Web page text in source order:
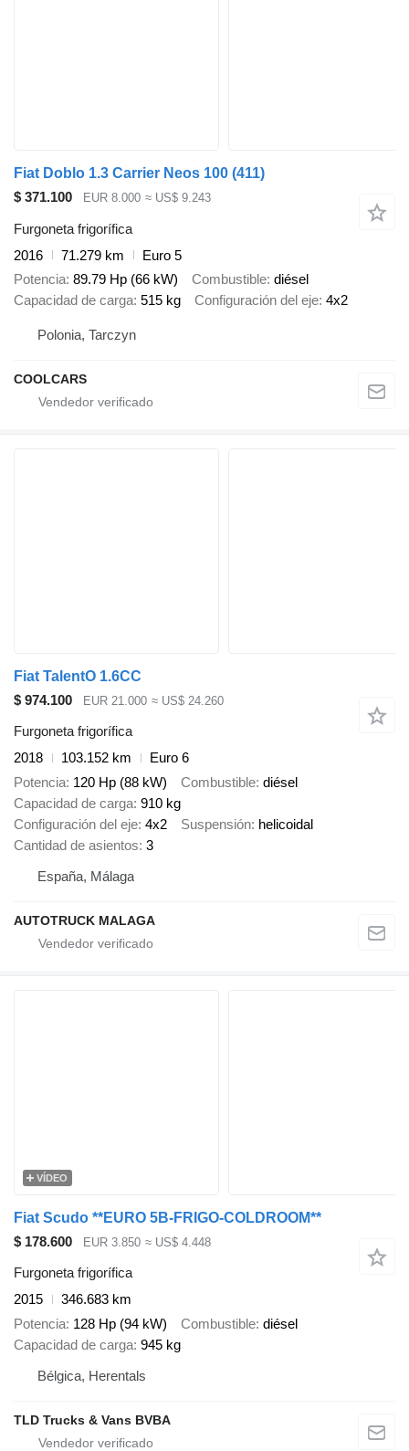
Fiat Doblo 1.3 Carrier Neos 100 (411)
$ 371.100
EUR 8.000 ≈ US$ 9.243
Furgoneta frigorífica
2016
71.279 km
Euro 5
Potencia 89.79 Hp (66 kW) Combustible diésel
Capacidad de carga 515 kg Configuración del eje 4x2
Polonia, Tarczyn
COOLCARS
Fiat TalentO 1.6CC
$ 974.100
EUR 21.000 ≈ US$ 24.260
Furgoneta frigorífica
2018
103.152 km
Euro 6
Potencia 120 Hp (88 kW) Combustible diésel
Capacidad de carga 910 kg
Configuración del eje 4x2 Suspensión helicoidal
Cantidad de asientos 3
España, Málaga
AUTOTRUCK MALAGA
VÍDEO
Fiat Scudo **EURO 5B-FRIGO-COLDROOM**
$ 178.600
EUR 3.850 ≈ US$ 4.448
Furgoneta frigorífica
2015
346.683 km
Potencia 128 Hp (94 kW) Combustible diésel
Capacidad de carga 945 kg
Bélgica, Herentals
TLD Trucks & Vans BVBA